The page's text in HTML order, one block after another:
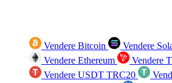
Vendere Bitcoin Vendere
Vendere Ethereum
Vendere
Vendere USDT TRC20